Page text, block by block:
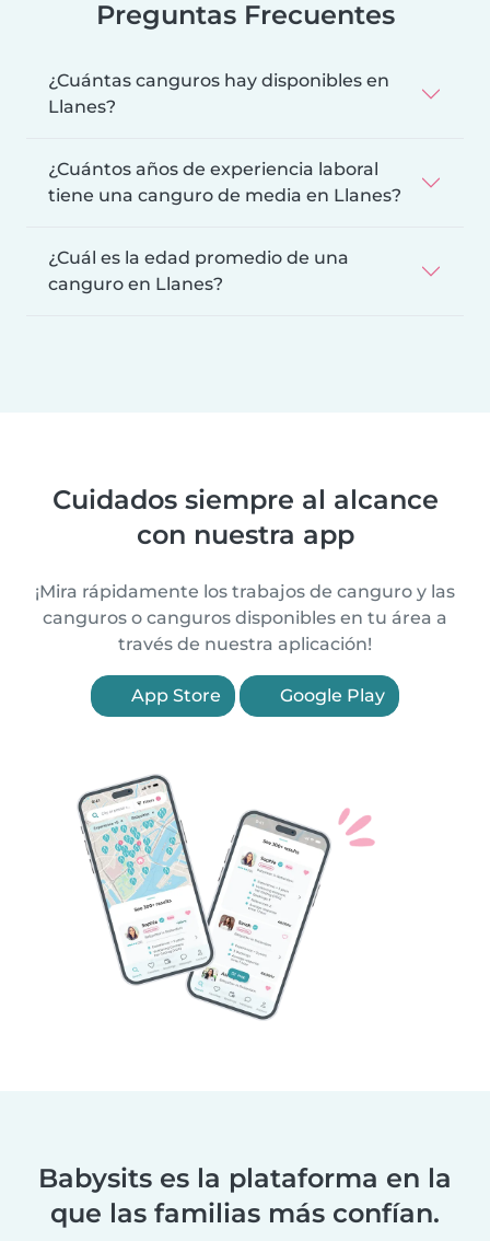
Preguntas Frecuentes
¿Cuántas canguros hay disponibles en
Llanes?
¿Cuántos años de experiencia laboral
tiene una canguro de media en Llanes?
¿Cuál es la edad promedio de una
canguro en Llanes?
Cuidados siempre al alcance
con nuestra app
¡Mira rápidamente los trabajos de canguro y las
canguros o canguros disponibles en tu área a
través de nuestra aplicación!
App Store Google Play
Babysits es la plataforma en la
que las familias más confían.